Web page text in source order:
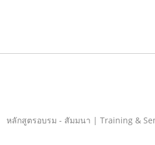
หลักสูตรอบรม - สัมมนา | Training &